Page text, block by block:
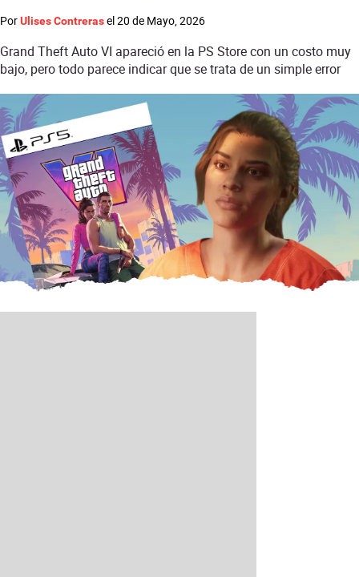
PorUlises Contrerasel20 de Mayo, 2026
Grand Theft Auto VI apareció en la PS Store con un costo muy
bajo, pero todo parece indicar que se trata de un simple error